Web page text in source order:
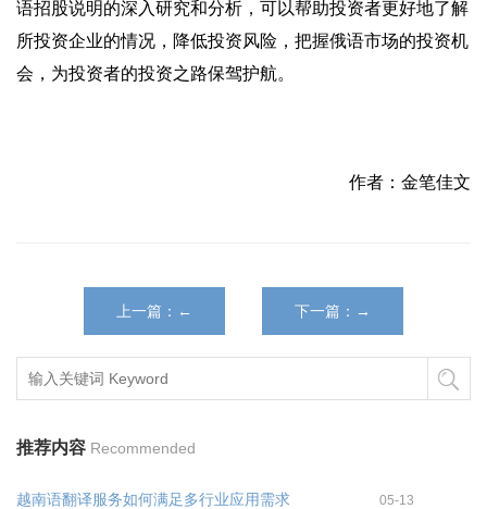
语招股说明的深入研究和分析，可以帮助投资者更好地了解
所投资企业的情况，降低投资风险，把握俄语市场的投资机
会，为投资者的投资之路保驾护航。
作者：金笔佳文
上一篇：← 下一篇：→
推荐内容 Recommended
越南语翻译服务如何满足多行业应用需求 05-13